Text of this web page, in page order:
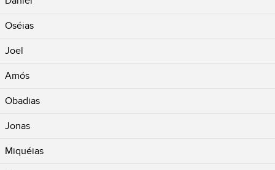
Oséias
Joel
Amós
Obadias
Jonas
Miquéias